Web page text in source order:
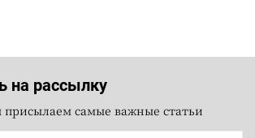
на рассылку
самые важные статьи